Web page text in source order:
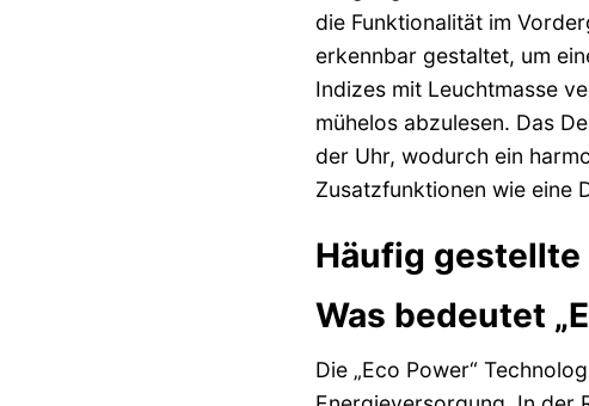
die Funktionalität im
erkennbar gestaltet, um
Indizes mit Leuchtmasse
mühelos abzulesen. Das
der Uhr, wodurch ein
Zusatzfunktionen wie eine
Häufig gestellte
Was bedeutet
Die „Eco Power“